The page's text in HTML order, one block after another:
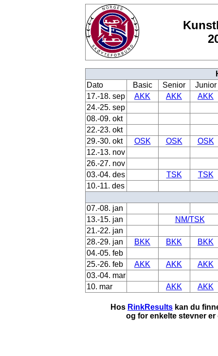
Dato
Basic Senior
Junior
17.-18. sep
AKK AKK
AKK
24.-25. sep
08.-09. okt
22.-23. okt
29.-30. okt
OSK OSK
OSK
12.-13. nov
26.-27. nov
03.-04. des
TSK
TSK
10.-11. des
07.-08. jan
13.-15. jan
NM/TSK
21.-22. jan
28.-29. jan
BKK BKK
BKK
04.-05. feb
25.-26. feb
AKK AKK
AKK
03.-04. mar
10. mar
AKK AKK
Hos RinkResults kan du
og for enkelte stevner